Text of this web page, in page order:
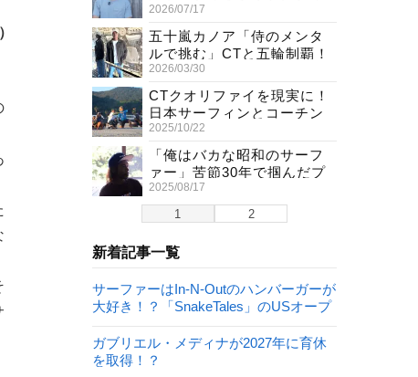
1 2
が来日、イエロージャージ
獲得直後の独占インタビュ
ー
2026/07/17
五十嵐カノア「侍のメンタ
ルで挑む」CTと五輪制覇！
単独インタビューで熱弁
2026/03/30
CTクオリファイを現実に！
日本サーフィンとコーチン
グの今
2025/10/22
「俺はバカな昭和のサーフ
ァー」苦節30年で掴んだプ
ロ資格！柿内聖文(54)の生き
様
2025/08/17
新着記事一覧
サーファーはIn-N-Outのハンバーガーが
大好き！？「SnakeTales」のUSオープ
ガブリエル・メディナが2027年に育休
を取得！？